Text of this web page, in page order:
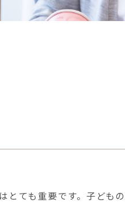
ても重要です。子ども